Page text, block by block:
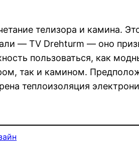
телизора и камина.
— TV Drehturm — оно
пользоваться, как
так и камином.
теплоизоляция